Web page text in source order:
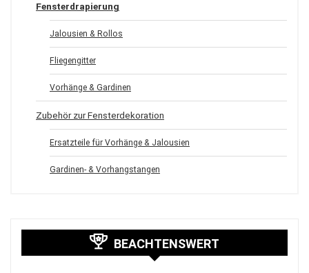
Fensterdrapierung
Jalousien & Rollos
Fliegengitter
Vorhänge & Gardinen
Zubehör zur Fensterdekoration
Ersatzteile für Vorhänge & Jalousien
Gardinen- & Vorhangstangen
BEACHTENSWERT